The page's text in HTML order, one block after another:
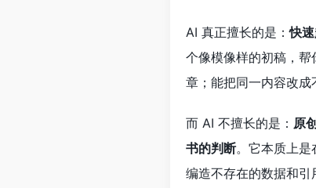
AI 真正擅长的是：快
个像模像样的初稿，帮
章；能把同一内容改成
而 AI 不擅长的是： 原
书的判断。它本质上是
编造不存在的数据和引